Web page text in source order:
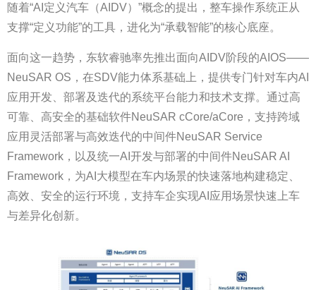
随着“AI定义汽车（AIDV）”概念的提出，整车操作系统正从
支撑“定义功能”的工具，进化为“承载智能”的核心底座。
面向这一趋势，东软睿驰率先推出面向AIDV阶段的AIOS——
NeuSAR OS，在SDV能力体系基础上，提供专门针对车内AI
应用开发、部署及迭代的系统平台能力和技术支撑。通过高
可靠、高安全的基础软件NeuSAR cCore/aCore，支持跨域
应用灵活部署与高效迭代的中间件NeuSAR Service
Framework，以及统一AI开发与部署的中间件NeuSAR AI
Framework，为AI大模型在车内场景的快速落地构建稳定、
高效、安全的运行环境，支持车企实现AI应用场景快速上车
与差异化创新。